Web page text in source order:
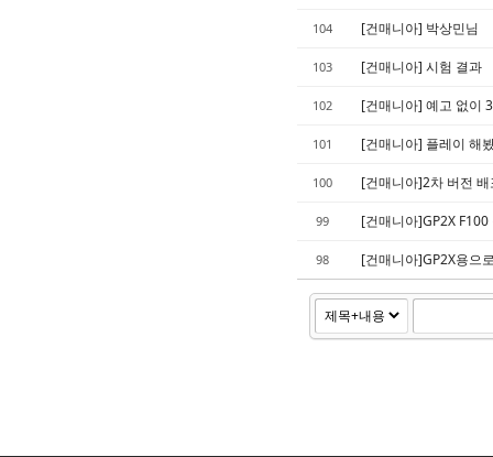
104 [건매니아] 박상민님
103 [건매니아] 시험 결과
102 [건매니아] 예고 없이
101 [건매니아] 플레이 해
100 [건매니아]2차 버전 배
99 [건매니아]GP2X
98 [건매니아]GP2X용으